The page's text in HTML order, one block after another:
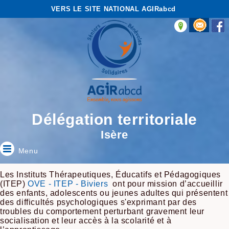
VERS LE SITE NATIONAL AGIRabcd
Délégation territoriale
Isère
Menu
Les Instituts Thérapeutiques, Éducatifs et Pédagogiques
(ITEP)OVE - ITEP - Biviers ont pour mission d’accueillir
des enfants, adolescents ou jeunes adultes qui présentent
des difficultés psychologiques s'exprimant par des
troubles du comportement perturbant gravement leur
socialisation et leur accès à la scolarité et à